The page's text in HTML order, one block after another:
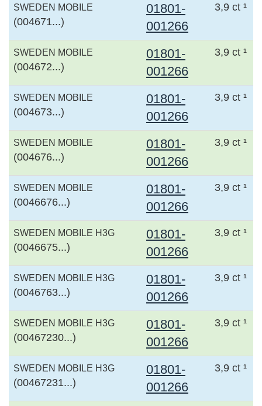
SWEDEN MOBILE
(004671...)
01801-
001266
3,9 ct ¹
SWEDEN MOBILE
(004672...)
01801-
001266
3,9 ct ¹
SWEDEN MOBILE
(004673...)
01801-
001266
3,9 ct ¹
SWEDEN MOBILE
(004676...)
01801-
001266
3,9 ct ¹
SWEDEN MOBILE
(0046676...)
01801-
001266
3,9 ct ¹
SWEDEN MOBILE H3G
(0046675...)
01801-
001266
3,9 ct ¹
SWEDEN MOBILE H3G
(0046763...)
01801-
001266
3,9 ct ¹
SWEDEN MOBILE H3G
(00467230...)
01801-
001266
3,9 ct ¹
SWEDEN MOBILE H3G
(00467231...)
01801-
001266
3,9 ct ¹